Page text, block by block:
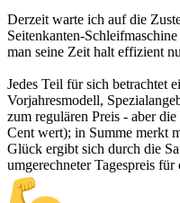
Derzeit warte ich auf die
Seitenkanten-
man seine Zeit halt effizient
Jedes Teil für sich betrachtet
Vorjahresmodell,
zum regulären Preis - aber
Cent wert); in Summe merkt
Glück ergibt sich durch die
umgerechneter Tagespreis